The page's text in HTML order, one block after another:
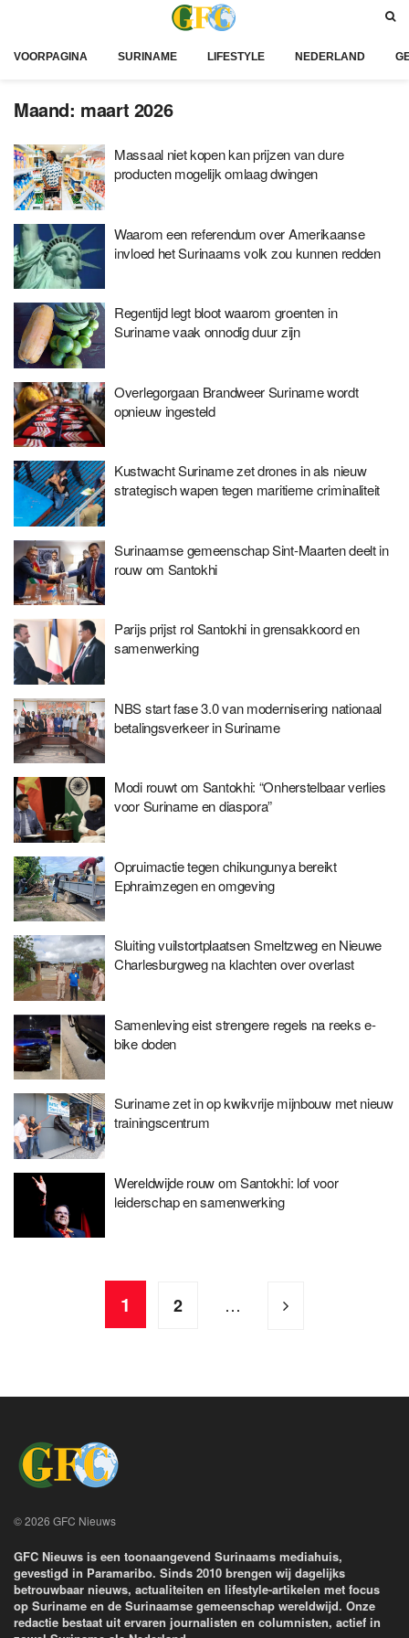
VOORPAGINA SURINAME LIFESTYLE NEDERLAND
Maand: maart 2026
Massaal niet kopen kan prijzen van dure
producten mogelijk omlaag dwingen
Waarom een referendum over Amerikaanse
invloed het Surinaams volk zou kunnen redden
Regentijd legt bloot waarom groenten in
Suriname vaak onnodig duur zijn
Overlegorgaan Brandweer Suriname wordt
opnieuw ingesteld
Kustwacht Suriname zet drones in als nieuw
strategisch wapen tegen maritieme criminaliteit
Surinaamse gemeenschap Sint-Maarten deelt in
rouw om Santokhi
Parijs prijst rol Santokhi in grensakkoord en
samenwerking
NBS start fase 3.0 van modernisering nationaal
betalingsverkeer in Suriname
Modi rouwt om Santokhi: “Onherstelbaar verlies
voor Suriname en diaspora”
Opruimactie tegen chikungunya bereikt
Ephraimzegen en omgeving
Sluiting vuilstortplaatsen Smeltzweg en Nieuwe
Charlesburgweg na klachten over overlast
Samenleving eist strengere regels na reeks e-
bike doden
Suriname zet in op kwikvrije mijnbouw met nieuw
trainingscentrum
Wereldwijde rouw om Santokhi: lof voor
leiderschap en samenwerking
1 2 …
© 2026 GFC Nieuws
GFC Nieuws is een toonaangevend Surinaams mediahuis,
gevestigd in Paramaribo. Sinds 2010 brengen wij dagelijks
betrouwbaar nieuws, actualiteiten en lifestyle-artikelen met focus
op Suriname en de Surinaamse gemeenschap wereldwijd. Onze
redactie bestaat uit ervaren journalisten en columnisten, actief in